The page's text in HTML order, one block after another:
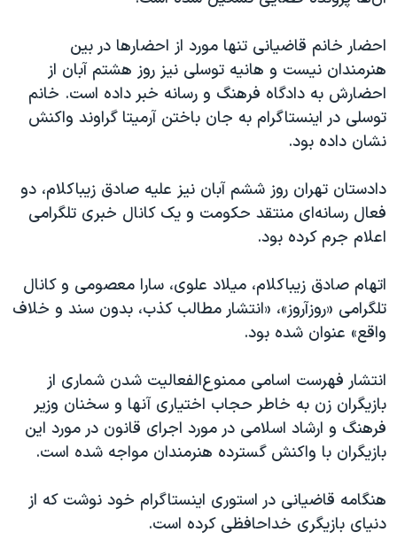
احضار خانم قاضیانی تنها مورد از احضارها در بین
هنرمندان نیست و هانیه توسلی نیز روز هشتم آبان‌ از
احضارش به دادگاه فرهنگ و رسانه خبر داده است. خانم
توسلی در اینستاگرام به جان باختن آرمیتا گراوند واکنش
نشان داده بود.
دادستان تهران روز ششم آبان نیز علیه صادق زیباکلام، دو
فعال رسانه‌ای منتقد حکومت و یک کانال خبری تلگرامی
اعلام جرم کرده بود.
اتهام صادق زیباکلام، میلاد علوی، سارا معصومی و کانال
تلگرامی «روزآروز»، «انتشار مطالب کذب، بدون سند و خلاف
واقع» عنوان شده بود.
انتشار فهرست اسامی ممنوع‌الفعالیت شدن شماری از
بازیگران زن به خاطر حجاب اختیاری آنها و سخنان وزیر
فرهنگ و ارشاد اسلامی در مورد اجرای قانون در مورد این
بازیگران با واکنش گسترده هنرمندان مواجه شده است.
هنگامه قاضیانی در استوری اینستاگرام خود نوشت که از
دنیای بازیگری خداحافظی کرده است.